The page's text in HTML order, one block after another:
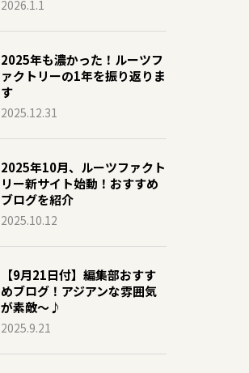
2026.1.1
2025年も濃かった！ルーツフ
ァクトリーの1年を振り返りま
す
2025.12.31
2025年10月、ルーツファクト
リー新サイト始動！おすすめ
ブログを紹介
2025.10.12
【9月21日付】編集部おすす
めブログ！アジアンな雰囲気
が素敵～♪
2025.9.21